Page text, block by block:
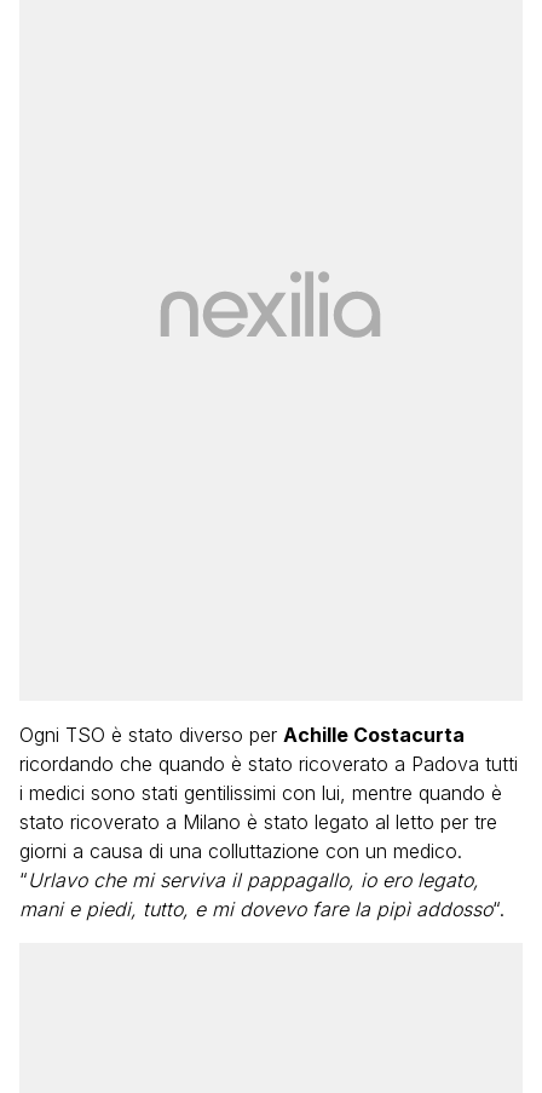
Ogni TSO è stato diverso per Achille Costacurta
ricordando che quando è stato ricoverato a Padova tutti
i medici sono stati gentilissimi con lui, mentre quando è
stato ricoverato a Milano è stato legato al letto per tre
giorni a causa di una colluttazione con un medico.
“Urlavo che mi serviva il pappagallo, io ero legato,
mani e piedi, tutto, e mi dovevo fare la pipì addosso“.